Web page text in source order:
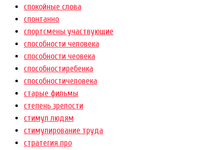
спокойные слова
спонтанно
спортсмены участвующие
способности человека
способности чеовека
способностиребенка
способностичеловека
старые фильмы
степень зрелости
стимул людям
стимулирование труда
стратегия про